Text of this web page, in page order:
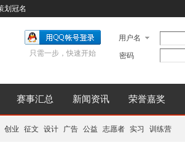
划冠名
用户名
密码
只需一步，快速开始
赛事汇总 新闻资讯 荣誉嘉奖
创业 征文 设计 广告 公益 志愿者 实习 训练营